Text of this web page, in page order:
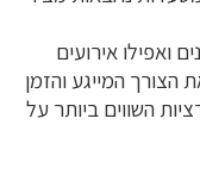
ואפילו אירועים
הצורך המייגע והזמן
השווים ביותר על